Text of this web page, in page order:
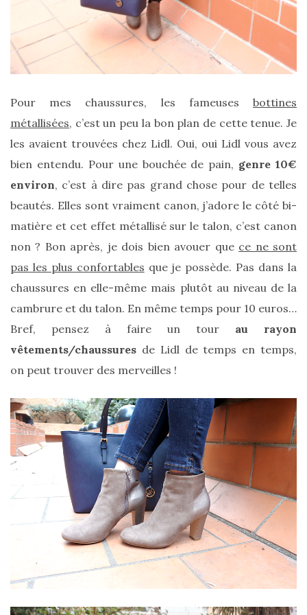
sacs
et
Marly
Auguste,
lequel
choisir
CATÉGORIES
DU BLOG
Beauté
Actualités
beauté
(10)
Conseils
beauté
(54)
Favoris
déceptions
Pour mes chaussures, les fameuses bottines
métallisées, c’est un peu la bon plan de cette tenue. Je
les avaient trouvées chez Lidl. Oui, oui Lidl vous avez
bien entendu. Pour une bouchée de pain, genre 10€
environ, c’est à dire pas grand chose pour de telles
beautés. Elles sont vraiment canon, j’adore le côté bi-
matière et cet effet métallisé sur le talon, c’est canon
non ? Bon après, je dois bien avouer que ce ne sont
pas les plus confortables que je possède. Pas dans la
chaussures en elle-même mais plutôt au niveau de la
cambrure et du talon. En même temps pour 10 euros…
Bref, pensez à faire un tour au rayon
vêtements/chaussures de Lidl de temps en temps,
on peut trouver des merveilles !